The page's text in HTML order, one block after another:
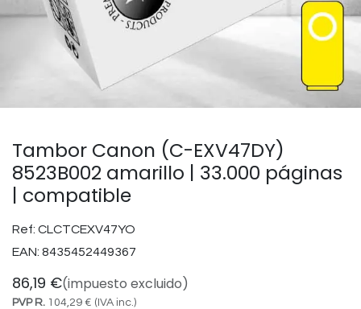
Tambor Canon (C-EXV47DY)
8523B002 amarillo | 33.000 páginas
| compatible
Ref: CLCTCEXV47YO
EAN: 8435452449367
86,19 €(impuesto excluido)
PVP R. 104,29 € (IVA inc.)